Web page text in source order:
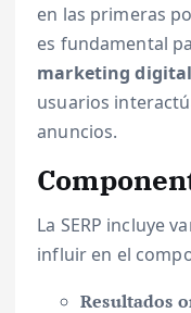
en las primeras
es fundamental
marketing digital
usuarios
anuncios.
La SERP incluye
influir en el
Resultados